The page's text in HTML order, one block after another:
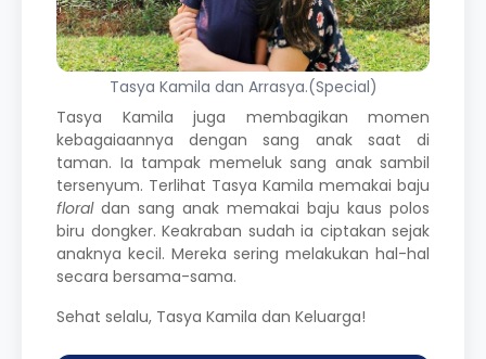
Tasya Kamila dan Arrasya.(Special)
Tasya Kamila juga membagikan momen
kebagaiaannya dengan sang anak saat di
taman. Ia tampak memeluk sang anak sambil
tersenyum. Terlihat Tasya Kamila memakai baju
floral dan sang anak memakai baju kaus polos
biru dongker. Keakraban sudah ia ciptakan sejak
anaknya kecil. Mereka sering melakukan hal-hal
secara bersama-sama.
Sehat selalu, Tasya Kamila dan Keluarga!